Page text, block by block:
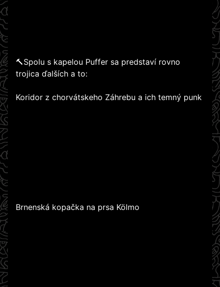
🔨Spolu s kapelou Puffer sa predstaví rovno
trojica ďalších a to:
Koridor z chorvátskeho Záhrebu a ich temný punk
Brnenská kopačka na prsa Kölmo